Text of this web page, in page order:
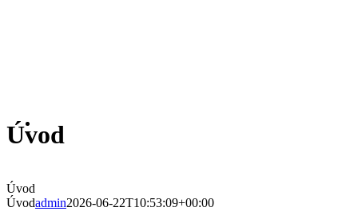
Úvod
Úvod
Úvodadmin2026-06-22T10:53:09+00:00